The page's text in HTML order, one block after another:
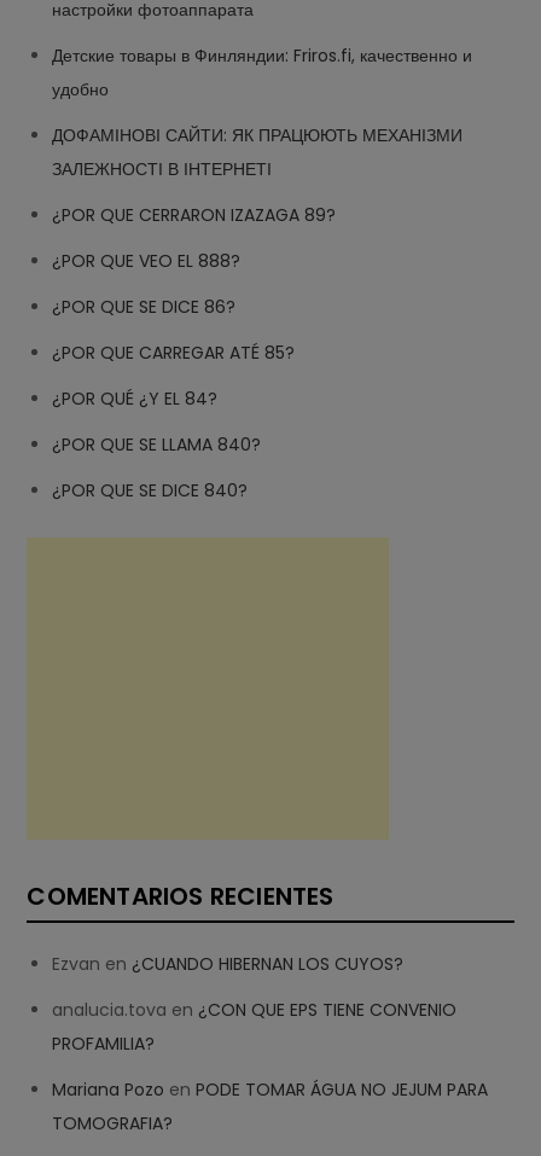
настройки фотоаппарата
Детские товары в Финляндии: Friros.fi, качественно и
удобно
ДОФАМІНОВІ САЙТИ: ЯК ПРАЦЮЮТЬ МЕХАНІЗМИ
ЗАЛЕЖНОСТІ В ІНТЕРНЕТІ
¿POR QUE CERRARON IZAZAGA 89?
¿POR QUE VEO EL 888?
¿POR QUE SE DICE 86?
¿POR QUE CARREGAR ATÉ 85?
¿POR QUÉ ¿Y EL 84?
¿POR QUE SE LLAMA 840?
¿POR QUE SE DICE 840?
COMENTARIOS RECIENTES
Ezvan en ¿CUANDO HIBERNAN LOS CUYOS?
analucia.tova en ¿CON QUE EPS TIENE CONVENIO
PROFAMILIA?
Mariana Pozo enPODE TOMAR ÁGUA NO JEJUM PARA
TOMOGRAFIA?